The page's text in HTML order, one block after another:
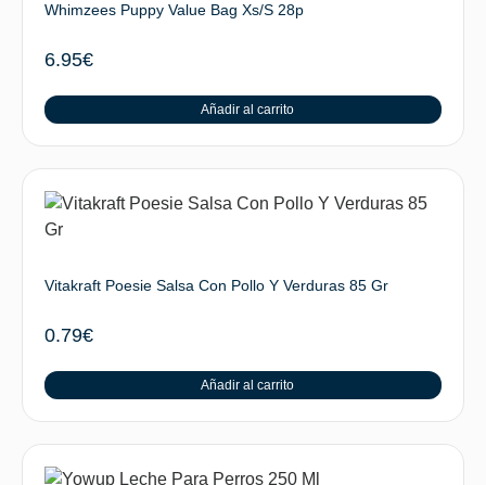
Whimzees Puppy Value Bag Xs/S 28p
6.95€
Añadir al carrito
Vitakraft Poesie Salsa Con Pollo Y Verduras 85 Gr
0.79€
Añadir al carrito